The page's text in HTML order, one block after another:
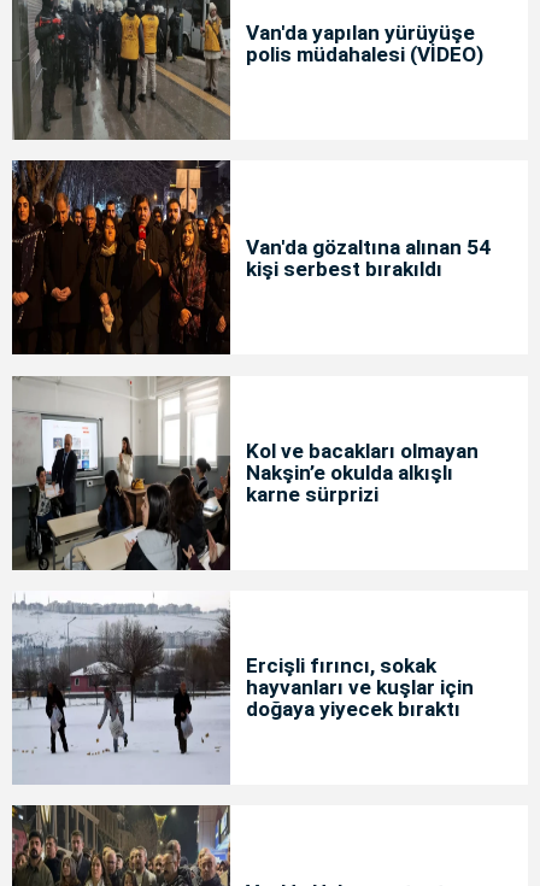
Van'da yapılan yürüyüşe
polis müdahalesi (VİDEO)
Van'da gözaltına alınan 54
kişi serbest bırakıldı
Kol ve bacakları olmayan
Nakşin’e okulda alkışlı
karne sürprizi
Ercişli fırıncı, sokak
hayvanları ve kuşlar için
doğaya yiyecek bıraktı